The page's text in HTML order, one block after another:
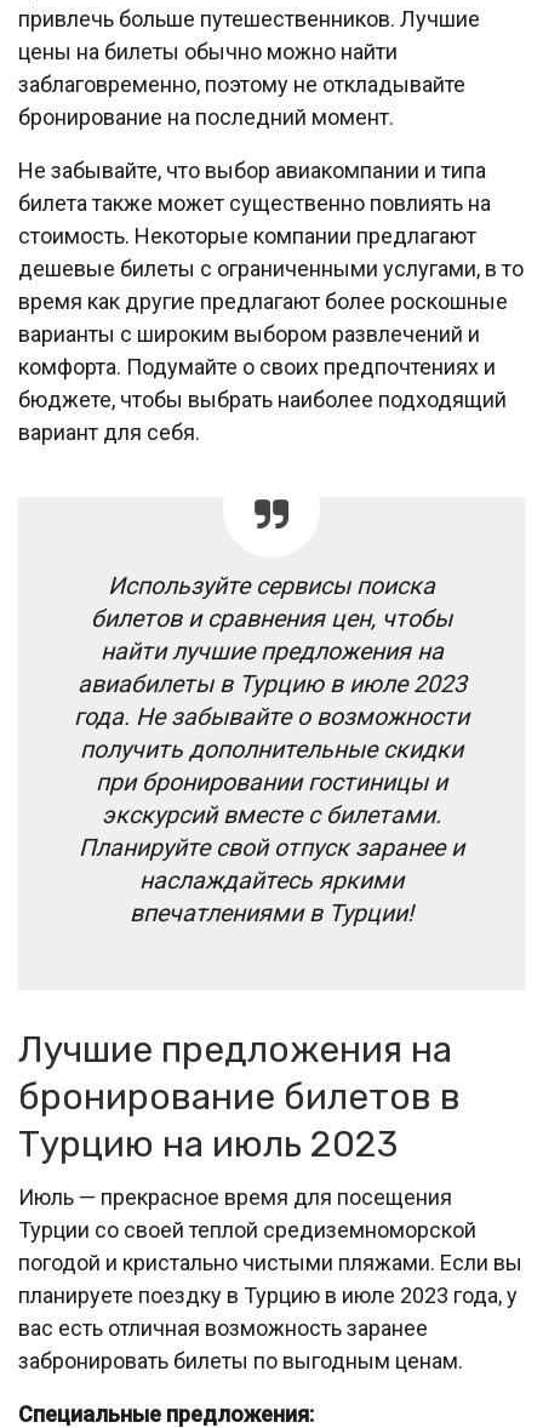
привлечь больше путешественников. Лучшие
цены на билеты обычно можно найти
заблаговременно, поэтому не откладывайте
бронирование на последний момент.
Не забывайте, что выбор авиакомпании и типа
билета также может существенно повлиять на
стоимость. Некоторые компании предлагают
дешевые билеты с ограниченными услугами, в то
время как другие предлагают более роскошные
варианты с широким выбором развлечений и
комфорта. Подумайте о своих предпочтениях и
бюджете, чтобы выбрать наиболее подходящий
вариант для себя.
Используйте сервисы поиска
билетов и сравнения цен, чтобы
найти лучшие предложения на
авиабилеты в Турцию в июле 2023
года. Не забывайте о возможности
получить дополнительные скидки
при бронировании гостиницы и
экскурсий вместе с билетами.
Планируйте свой отпуск заранее и
наслаждайтесь яркими
впечатлениями в Турции!
Лучшие предложения на
бронирование билетов в
Турцию на июль 2023
Июль — прекрасное время для посещения
Турции со своей теплой средиземноморской
погодой и кристально чистыми пляжами. Если вы
планируете поездку в Турцию в июле 2023 года, у
вас есть отличная возможность заранее
забронировать билеты по выгодным ценам.
Специальные предложения: